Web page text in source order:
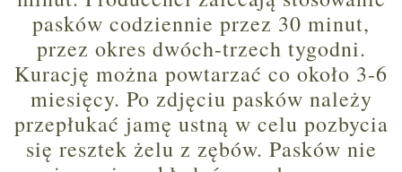
pasków codziennie przez 30 minut,
przez okres dwóch-trzech tygodni.
Kurację można powtarzać co około 3-6
miesięcy. Po zdjęciu pasków należy
przepłukać jamę ustną w celu pozbycia
się resztek żelu z zębów. Pasków nie